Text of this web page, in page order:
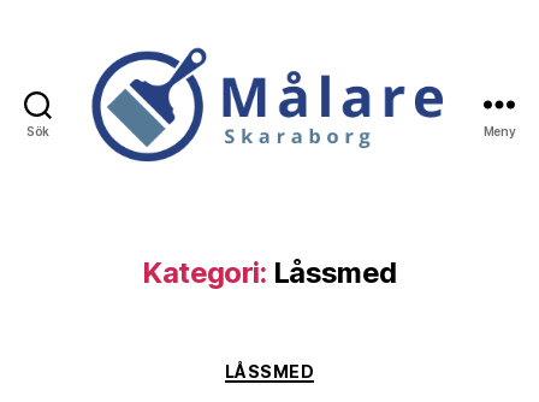
Sök Meny
Kategori: Låssmed
Kategorier
LÅSSMED